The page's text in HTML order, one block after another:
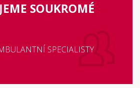
SOUKROMÉ
SPECIALISTY